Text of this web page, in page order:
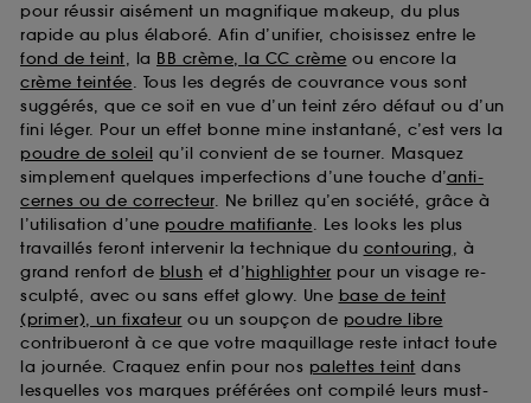
pour réussir aisément un magnifique makeup, du plus
rapide au plus élaboré. Afin d’unifier, choisissez entre le
fond de teint, la BB crème, la CC crème ou encore la
crème teintée. Tous les degrés de couvrance vous sont
suggérés, que ce soit en vue d’un teint zéro défaut ou d’un
fini léger. Pour un effet bonne mine instantané, c’est vers la
poudre de soleil qu’il convient de se tourner. Masquez
simplement quelques imperfections d’une touche d’anti-
cernes ou de correcteur. Ne brillez qu’en société, grâce à
l’utilisation d’une poudre matifiante. Les looks les plus
travaillés feront intervenir la technique du contouring, à
grand renfort de blush et d’highlighter pour un visage re-
sculpté, avec ou sans effet glowy. Une base de teint
(primer), un fixateur ou un soupçon de poudre libre
contribueront à ce que votre maquillage reste intact toute
la journée. Craquez enfin pour nos palettes teint dans
lesquelles vos marques préférées ont compilé leurs must-